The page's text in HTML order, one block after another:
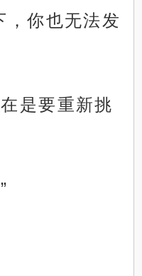
，你也无法发
是要重新挑